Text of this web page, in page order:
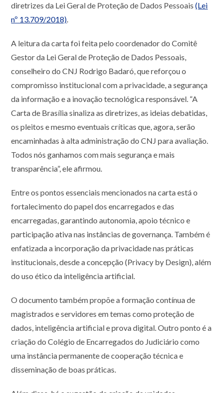
diretrizes da Lei Geral de Proteção de Dados Pessoais(Lei
nº 13.709/2018).
A leitura da carta foi feita pelo coordenador do Comitê
Gestor da Lei Geral de Proteção de Dados Pessoais,
conselheiro do CNJ Rodrigo Badaró, que reforçou o
compromisso institucional com a privacidade, a segurança
da informação e a inovação tecnológica responsável. “A
Carta de Brasília sinaliza as diretrizes, as ideias debatidas,
os pleitos e mesmo eventuais críticas que, agora, serão
encaminhadas à alta administração do CNJ para avaliação.
Todos nós ganhamos com mais segurança e mais
transparência”, ele afirmou.
Entre os pontos essenciais mencionados na carta está o
fortalecimento do papel dos encarregados e das
encarregadas, garantindo autonomia, apoio técnico e
participação ativa nas instâncias de governança. Também é
enfatizada a incorporação da privacidade nas práticas
institucionais, desde a concepção (Privacy by Design), além
do uso ético da inteligência artificial.
O documento também propõe a formação contínua de
magistrados e servidores em temas como proteção de
dados, inteligência artificial e prova digital. Outro ponto é a
criação do Colégio de Encarregados do Judiciário como
uma instância permanente de cooperação técnica e
disseminação de boas práticas.